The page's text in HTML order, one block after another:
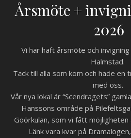
Årsmöte +
2026
Vi har haft årsmöte och
Halmstad.
Tack till alla som kom och hade en
med oss.
Vår nya lokal är “Scendragets”
Hanssons område på
Göörkulan, som vi fått
Länk vara kvar på